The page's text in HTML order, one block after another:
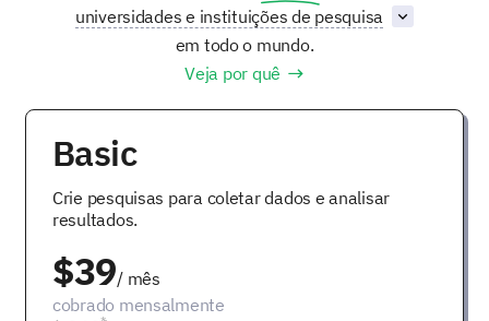
universidades e instituições de pesquisa
em todo o mundo.
Veja por quê
Basic
Crie pesquisas para coletar dados e analisar
resultados.
$39/ mês
cobrado mensalmente